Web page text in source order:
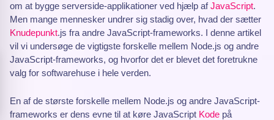
om at bygge serverside-applikationer ved hjælp afJavaScript.
Men mange mennesker undrer sig stadig over, hvad der sætter
Knudepunkt.js fra andre JavaScript-frameworks. I denne artikel
vil vi undersøge de vigtigste forskelle mellem Node.js og andre
JavaScript-frameworks, og hvorfor det er blevet det foretrukne
valg for softwarehuse i hele verden.
En af de største forskelle mellem Node.js og andre JavaScript-
frameworks er dens evne til at køre JavaScript Kode på